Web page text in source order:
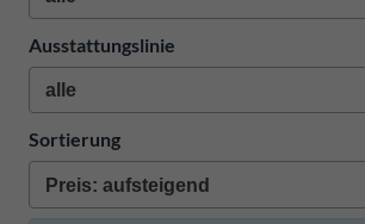
Ausstattungslinie
Sortierung